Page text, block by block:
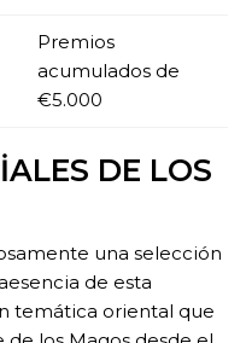
Premios
acumulados de
€5.000
DE LOS
una selección
de esta
temática oriental que